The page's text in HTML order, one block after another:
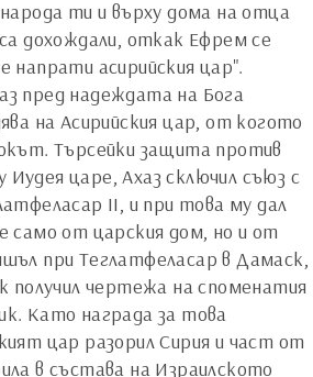
ти и върху дома на отца
дохождали, откак Ефрем се
асирийския цар".
пред надеждата на Бога
на Асирийския цар, от когото
Търсейки защита против
царе, Ахаз сключил съюз с
II, и при това му дал
само от царския дом, но и от
при Теглатфеласар в Дамаск,
получил чертежа на споменатия
Като награда за това
цар разорил Сирия и част от
в състава на Израилското